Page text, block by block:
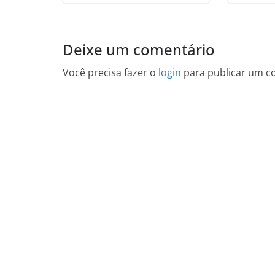
Deixe um comentário
Você precisa fazer o login para publicar um